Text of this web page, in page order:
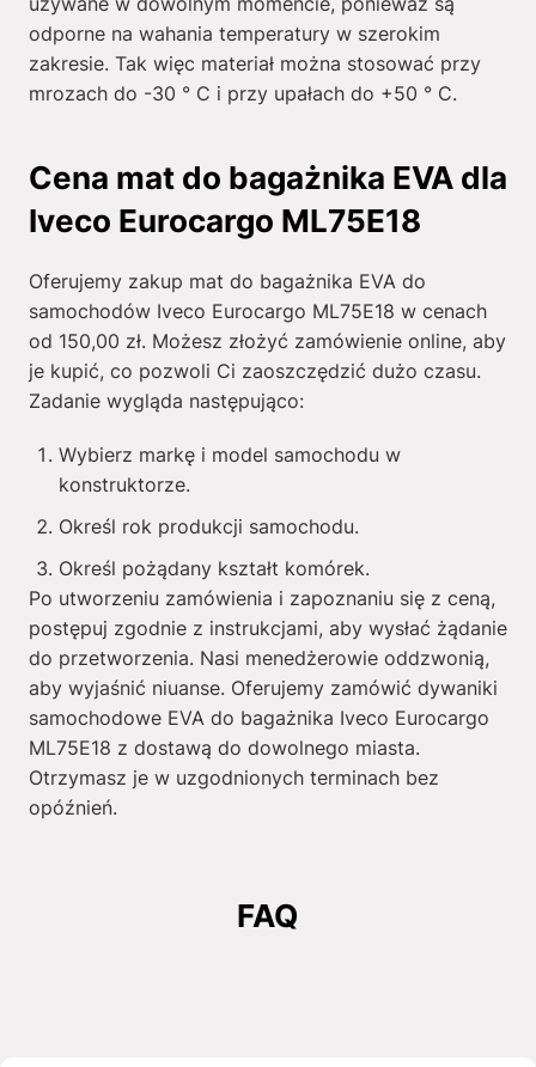
odporne na wahania temperatury w szerokim
zakresie. Tak więc materiał można stosować przy
mrozach do -30 ° C i przy upałach do +50 ° C.
Cena mat do bagażnika EVA dla
Iveco Eurocargo ML75E18
Oferujemy zakup mat do bagażnika EVA do
samochodów Iveco Eurocargo ML75E18 w cenach
od 150,00 zł. Możesz złożyć zamówienie online, aby
je kupić, co pozwoli Ci zaoszczędzić dużo czasu.
Zadanie wygląda następująco:
Wybierz markę i model samochodu w
konstruktorze.
Określ rok produkcji samochodu.
Określ pożądany kształt komórek.
Po utworzeniu zamówienia i zapoznaniu się z ceną,
postępuj zgodnie z instrukcjami, aby wysłać żądanie
do przetworzenia. Nasi menedżerowie oddzwonią,
aby wyjaśnić niuanse. Oferujemy zamówić dywaniki
samochodowe EVA do bagażnika Iveco Eurocargo
ML75E18 z dostawą do dowolnego miasta.
Otrzymasz je w uzgodnionych terminach bez
opóźnień.
FAQ